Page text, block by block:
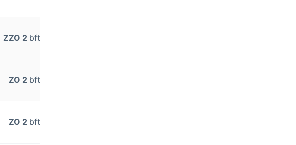
ZZO 2 bft
ZO 2 bft
ZO 2 bft